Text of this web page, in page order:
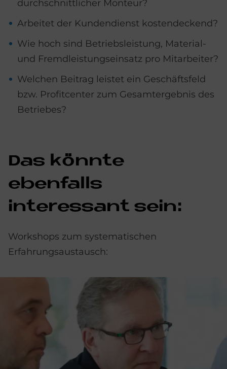
durchschnittlicher Monteur?
Arbeitet der Kundendienst kostendeckend?
Wie hoch sind Betriebsleistung, Material-
und Fremdleistungseinsatz pro Mitarbeiter?
Welchen Beitrag leistet ein Geschäftsfeld
bzw. Profitcenter zum Gesamtergebnis des
Betriebes?
Das könnte
ebenfalls
interessant sein:
Workshops zum systematischen
Erfahrungsaustausch: